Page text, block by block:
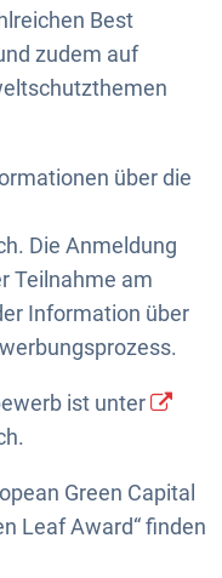
Best
zudem auf
über die
Die Anmeldung
Teilnahme am
Information über
ist unter
Green Capital
Leaf Award“ finden